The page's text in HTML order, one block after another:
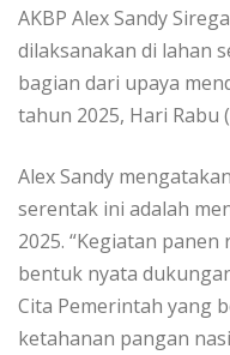
AKBP Alex Sandy
dilaksanakan di lahan
bagian dari upaya
tahun 2025, Hari Rabu
Alex Sandy
serentak ini adalah
2025. “Kegiatan
bentuk nyata
Cita Pemerintah yang
ketahanan pangan